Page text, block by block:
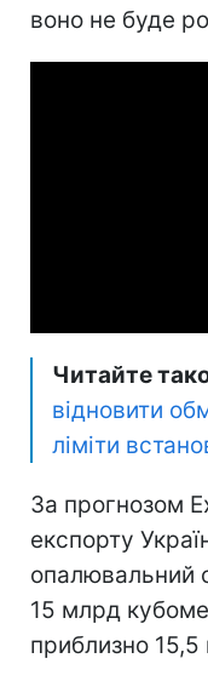
воно не буде
Читайте
відновити
ліміти
За прогнозом
експорту
опалювальний
15 млрд
приблизно